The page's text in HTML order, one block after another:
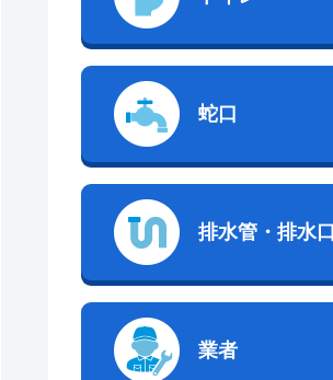
蛇口
排水管・排水口
業者